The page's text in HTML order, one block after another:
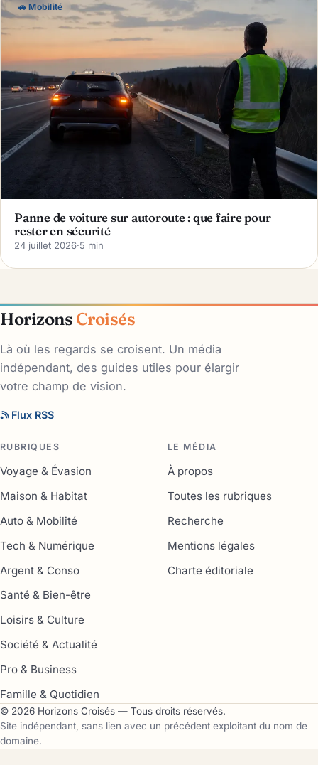
🚗 Mobilité
Panne de voiture sur autoroute : que faire pour
rester en sécurité
24 juillet 2026·5 min
Horizons Croisés
Là où les regards se croisent. Un média
indépendant, des guides utiles pour élargir
votre champ de vision.
Flux RSS
RUBRIQUES
Voyage & Évasion
Maison & Habitat
Auto & Mobilité
Tech & Numérique
Argent & Conso
Santé & Bien-être
Loisirs & Culture
Société & Actualité
Pro & Business
Famille & Quotidien
LE MÉDIA
À propos
Toutes les rubriques
Recherche
Mentions légales
Charte éditoriale
© 2026 Horizons Croisés — Tous droits réservés.
Site indépendant, sans lien avec un précédent exploitant du nom de
domaine.